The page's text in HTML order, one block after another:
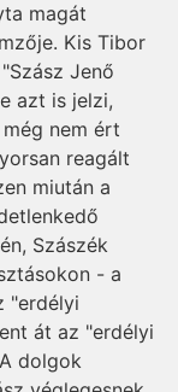
magát
Kis Tibor
Jenő
azt is jelzi,
nem ért
reagált
miután a
Szászék
- a
"erdélyi
át az "erdélyi
dolgok